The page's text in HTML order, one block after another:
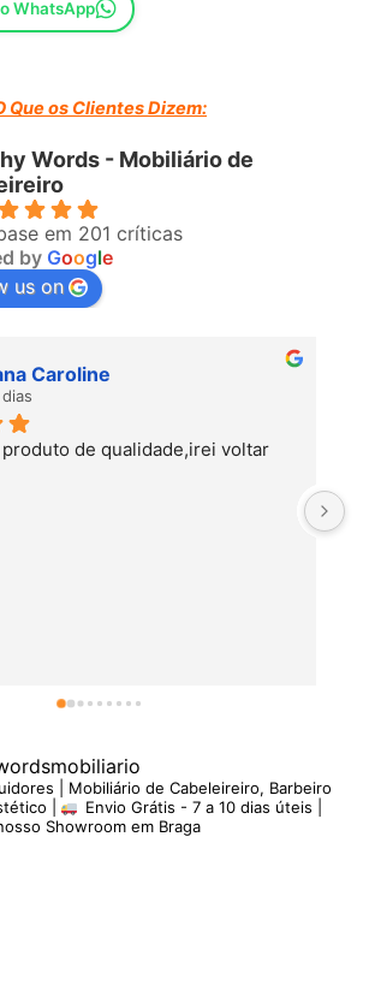
WhatsApp
Que os Clientes Dizem:
Words - Mobiliário de
em 201 críticas
by Google
us on
Caroline
de qualidade,irei voltar
| Mobiliário de Cabeleireiro, Barbeiro
|
Envio Grátis - 7 a 10 dias úteis |
Showroom em Braga